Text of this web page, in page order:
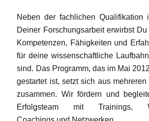
Neben der fachlichen Qualifikation
Deiner Forschungsarbeit erwirbst
Kompetenzen, Fähigkeiten und
für deine wissenschaftliche
sind. Das Programm, das im Mai
gestartet ist, setzt sich aus mehreren
zusammen. Wir fördern und
Erfolgsteam mit Trainings,